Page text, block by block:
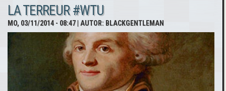
discrétion
- hoch
lebe die
Diskretion
LA TERREUR #WTU
MO, 03/11/2014 - 08:47| AUTOR: BLACKGENTLEMAN